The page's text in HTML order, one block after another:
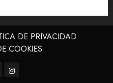
DE PRIVACIDAD
COOKIES
Instagram